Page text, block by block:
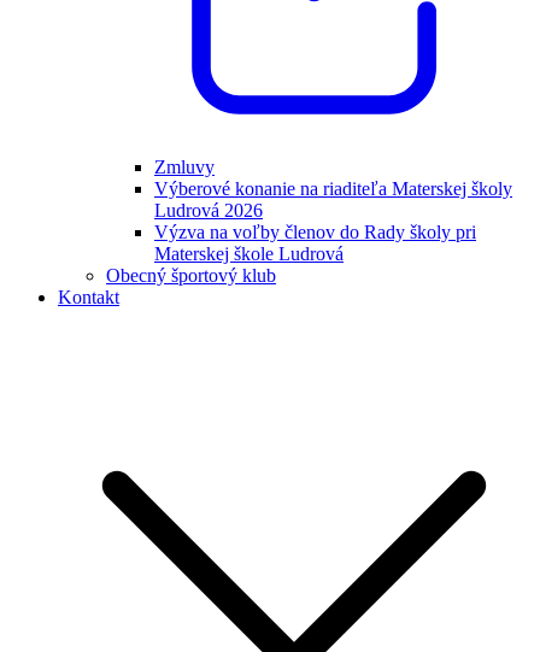
Zmluvy
Výberové konanie na riaditeľa Materskej školy
Ludrová 2026
Výzva na voľby členov do Rady školy pri
Materskej škole Ludrová
Obecný športový klub
Kontakt